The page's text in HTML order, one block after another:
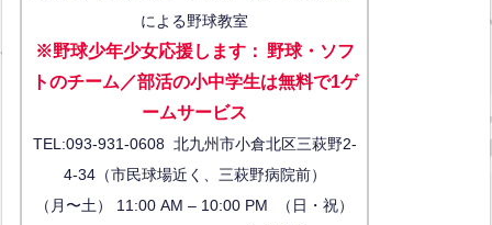
による野球教室
※野球少年少女応援します： 野球・ソフ
トのチーム／部活の小中学生は無料で1ゲ
ームサービス
TEL:093-931-0608 北九州市小倉北区三萩野2-
4-34（市民球場近く、三萩野病院前）
（月〜土） 11:00 AM – 10:00 PM （日・祝）